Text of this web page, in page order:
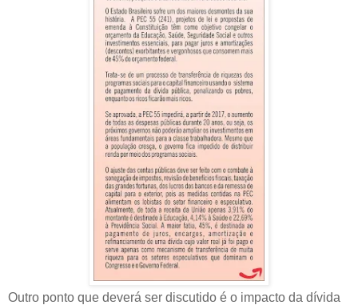
Outro ponto que deverá ser discutido é o impacto da dívida